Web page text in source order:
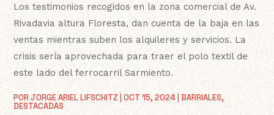
PORJORGE ARIEL LIFSCHITZ |OCT 15, 2024 |BARRIALES,
DESTACADAS
Los testimonios recogidos en la zona comercial de Av.
Rivadavia altura Floresta, dan cuenta de la baja en las
ventas mientras suben los alquileres y servicios. La
crisis sería aprovechada para traer el polo textil de
este lado del ferrocarril Sarmiento.